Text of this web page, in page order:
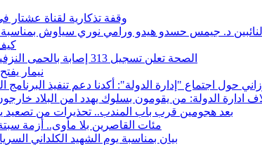
وقفة تذكارية لقناة
د. جيمس حسدو هيدو ورامي نوري سياوش بمناسبة الذكرى
الصحة تعلن تسجيل 313 إصابة بالحمى النزفية و(24) وفاة منذ بداية العام
نيمار
حول اجتماع "إدارة الدولة": أكدنا دعم تنفيذ
ادارة الدولة: من يقومون بسلوك يهدد امن البلاد
بعد هجومين قرب باب المندب.. تحذيرات من تصعيد
مئات القاصرين بلا مأوى.. أزمة
بيان بمناسبة يوم الشهيد الكلداني